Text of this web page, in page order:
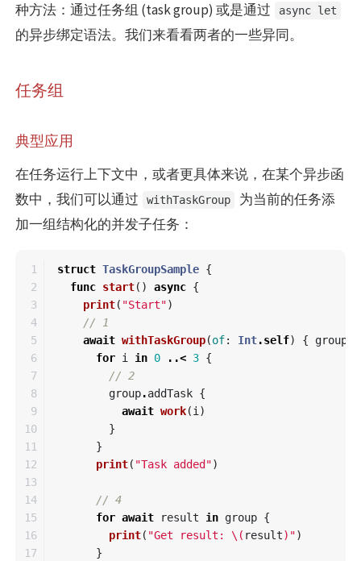
种方法：通过任务组 (task group) 或是通过
async let
的异步绑定语法。我们来看看两者的一些异同。
任务组
典型应用
在任务运行上下文中，或者更具体来说，在某个异步函
数中，我们可以通过
withTaskGroup
为当前的任务添
加一组结构化的并发子任务：
1
2
3
4
5
6
7
8
9
10
11
12
13
14
15
16
17
struct TaskGroupSample {
func start() async {
print( "Start")
// 1
await withTaskGroup(of: Int.self) { group
for i in 0 ..< 3 {
// 2
group.addTask {
await work(i )
}
}
print( "Task added")
// 4
for await result in group {
print( "Get result: \( result) ")
}